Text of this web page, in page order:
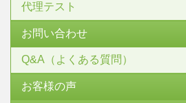
代理テスト
お問い合わせ
Q&A（よくある質問）
お客様の声